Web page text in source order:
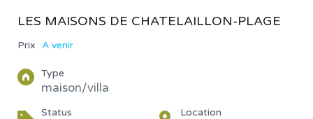
LES MAISONS DE CHATELAILLON-PLAGE
Prix A venir
Type
maison/villa
Status Location